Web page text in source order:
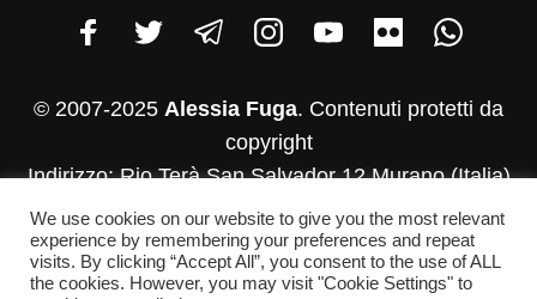
© 2007-2025 Alessia Fuga. Contenuti protetti da
copyright
Indirizzo: Rio Terà San Salvador 12 Murano (Italia)
P.iva: 03782830271
Whatsapp:+39 346-952-4500
E-mail: info@alessiafuga.com
We use cookies on our website to give you the most relevant
experience by remembering your preferences and repeat
visits. By clicking “Accept All”, you consent to the use of ALL
the cookies. However, you may visit "Cookie Settings" to